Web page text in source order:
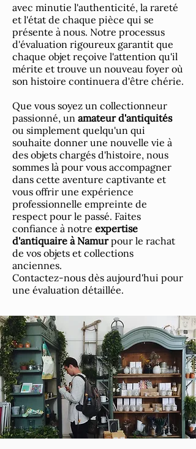
avec minutie l'authenticité, la rareté
et l'état de chaque pièce qui se
présente à nous. Notre processus
d'évaluation rigoureux garantit que
chaque objet reçoive l'attention qu'il
mérite et trouve un nouveau foyer où
son histoire continuera d'être chérie.
Que vous soyez un collectionneur
passionné, un amateur d'antiquités
ou simplement quelqu'un qui
souhaite donner une nouvelle vie à
des objets chargés d'histoire, nous
sommes là pour vous accompagner
dans cette aventure captivante et
vous offrir une expérience
professionnelle empreinte de
respect pour le passé. Faites
confiance à notre expertise
d'antiquaire à Namurpour le rachat
de vos objets et collections
anciennes.
Contactez-nous dès aujourd'hui pour
une évaluation détaillée.